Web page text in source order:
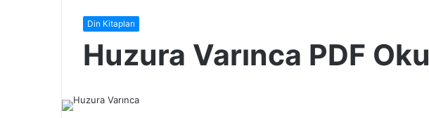
Din Kitapları
Huzura Varınca PDF Oku